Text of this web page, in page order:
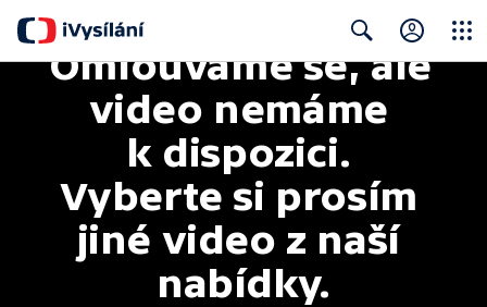
Search
Omlouváme se, ale
video nemáme
k dispozici.
Vyberte si prosím
jiné video z naší
nabídky.